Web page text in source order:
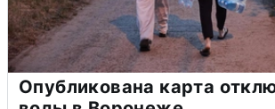
Опубликована карта